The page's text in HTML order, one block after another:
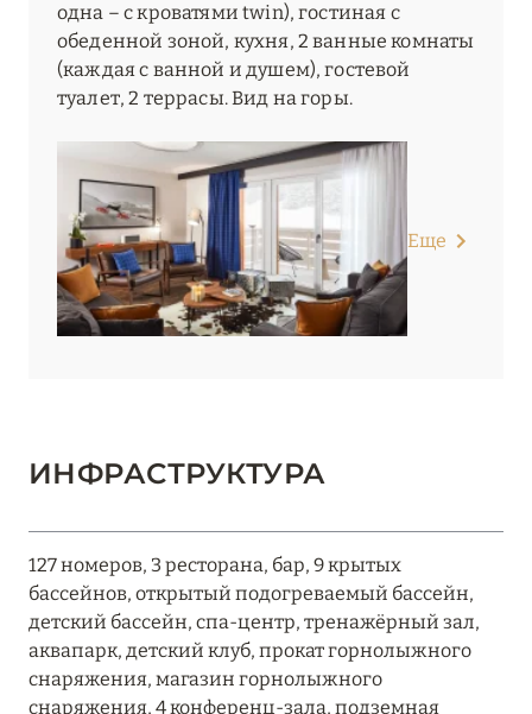
одна – с кроватями twin), гостиная с
обеденной зоной, кухня, 2 ванные комнаты
(каждая с ванной и душем), гостевой
туалет, 2 террасы. Вид на горы.
Еще
ИНФРАСТРУКТУРА
127 номеров, 3 ресторана, бар, 9 крытых
бассейнов, открытый подогреваемый бассейн,
детский бассейн, спа-центр, тренажёрный зал,
аквапарк, детский клуб, прокат горнолыжного
снаряжения, магазин горнолыжного
снаряжения, 4 конференц-зала, подземная